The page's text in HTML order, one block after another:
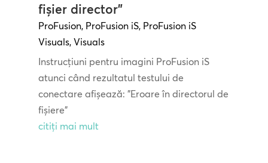
fișier director"
ProFusion, ProFusion iS, ProFusion iS
Visuals, Visuals
Instrucțiuni pentru imagini ProFusion iS
atunci când rezultatul testului de
conectare afișează: "Eroare în directorul de
fișiere"
citiți mai mult